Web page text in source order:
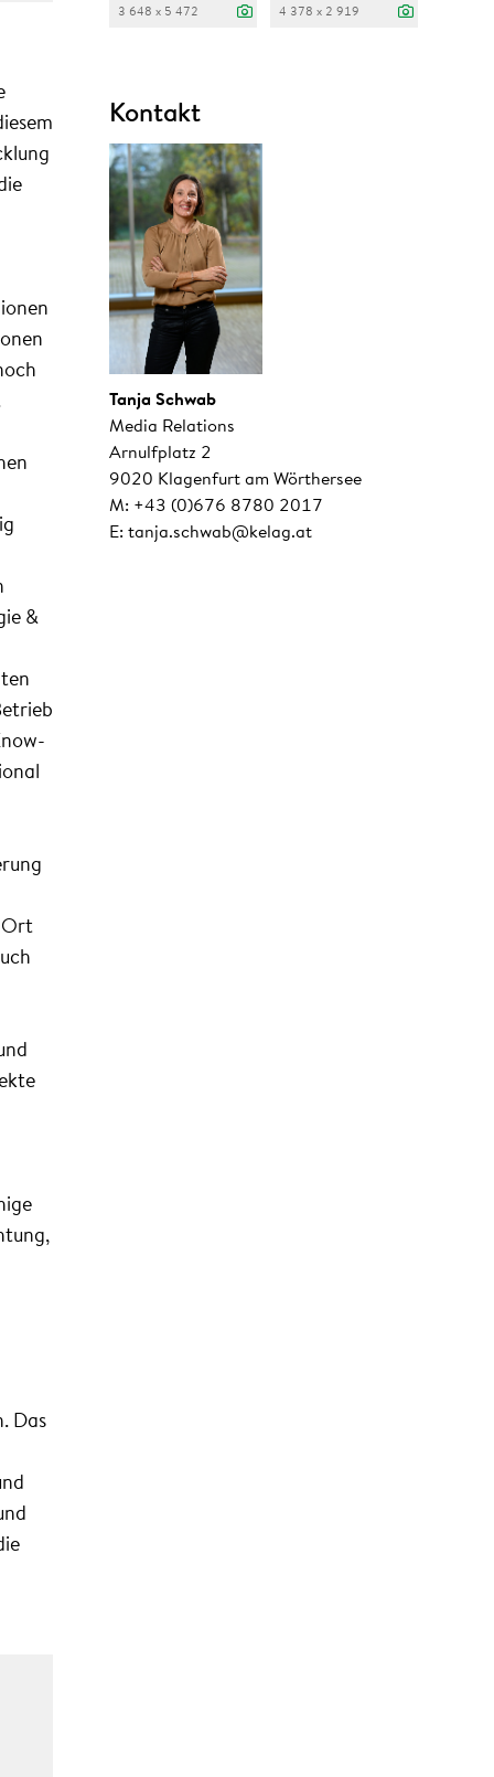
&
Ort
Das
3 648 x 5 472 4 378 x 2 919
Kontakt
Tanja Schwab
Media Relations
Arnulfplatz 2
9020 Klagenfurt am Wörthersee
M: +43 (0)676 8780 2017
E: tanja.schwab@kelag.at